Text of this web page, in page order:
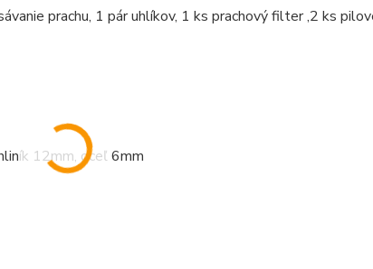
prachu, 1 pár uhlíkov, 1 ks prachový filter ,2 ks
12mm, oceľ 6mm